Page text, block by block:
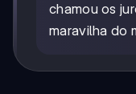
chamou os
maravilha do